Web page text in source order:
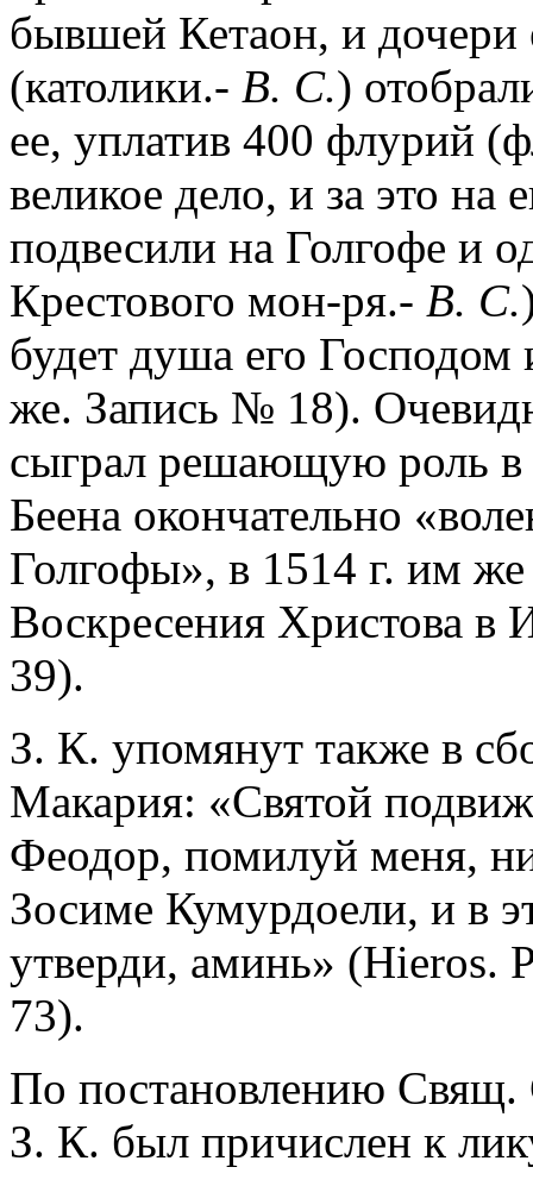
бывшей Кетаон, и дочери
(католики.- В. С.)
ее, уплатив 400 флурий
великое дело, и за это
подвесили на Голгофе и
Крестового мон-ря.- В. С.
будет душа его
же. Запись № 18).
сыграл решающую роль в
Беена окончательно
Голгофы», в 1514 г. им
Воскресения Христова в
39).
З. К. упомянут также в
Макария: «Святой
Феодор, помилуй меня,
Зосиме Кумурдоели, и в
утверди, аминь» (Hieros.
73).
По постановлению Свящ.
З. К. был причислен к